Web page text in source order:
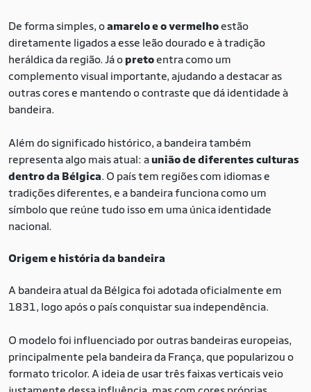
De forma simples, oamarelo e o vermelhoestão
diretamente ligados a esse leão dourado e à tradição
heráldica da região. Já o pretoentra como um
complemento visual importante, ajudando a destacar as
outras cores e mantendo o contraste que dá identidade à
bandeira.
Além do significado histórico, a bandeira também
representa algo mais atual: aunião de diferentes culturas
dentro da Bélgica. O país tem regiões com idiomas e
tradições diferentes, e a bandeira funciona como um
símbolo que reúne tudo isso em uma única identidade
nacional.
Origem e história da bandeira
A bandeira atual da Bélgica foi adotada oficialmente em
1831, logo após o país conquistar sua independência.
O modelo foi influenciado por outras bandeiras europeias,
principalmente pela bandeira da França, que popularizou o
formato tricolor. A ideia de usar três faixas verticais veio